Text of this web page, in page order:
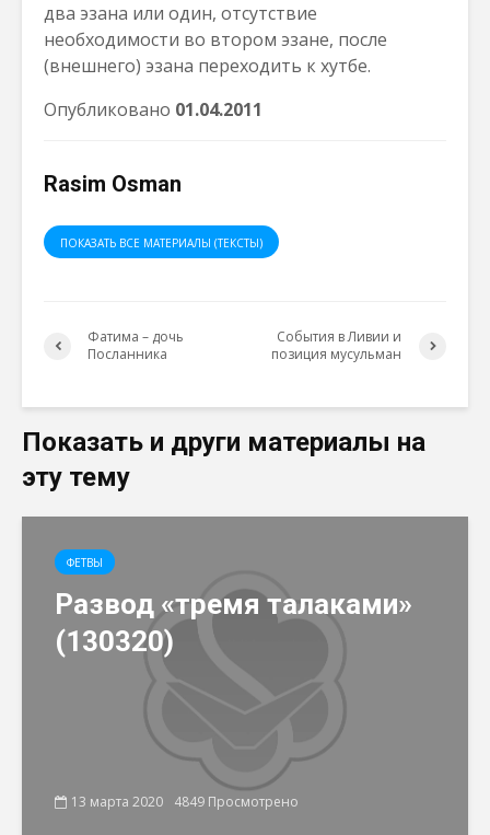
два эзана или один, отсутствие
необходимости во втором эзане, после
(внешнего) эзана переходить к хутбе.
Опубликовано 01.04.2011
Rasim Osman
ПОКАЗАТЬ ВСЕ МАТЕРИАЛЫ (ТЕКСТЫ)
Фатима – дочь
Посланника
События в Ливии и
позиция мусульман
Показать и други материалы на
эту тему
ФЕТВЫ
Развод «тремя талаками»
(130320)
13 марта 2020 4849 Просмотрено